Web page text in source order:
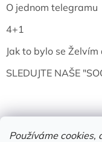
Používáme cookies,
O jednom telegramu
4+1
Jak to bylo se
SLEDUJTE NAŠE